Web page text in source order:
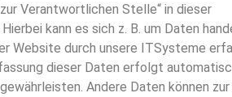
Verantwortlichen Stelle“ in dieser
kann es sich z. B. um Daten
Website durch unsere ITSysteme
dieser Daten erfolgt
Andere Daten können zur